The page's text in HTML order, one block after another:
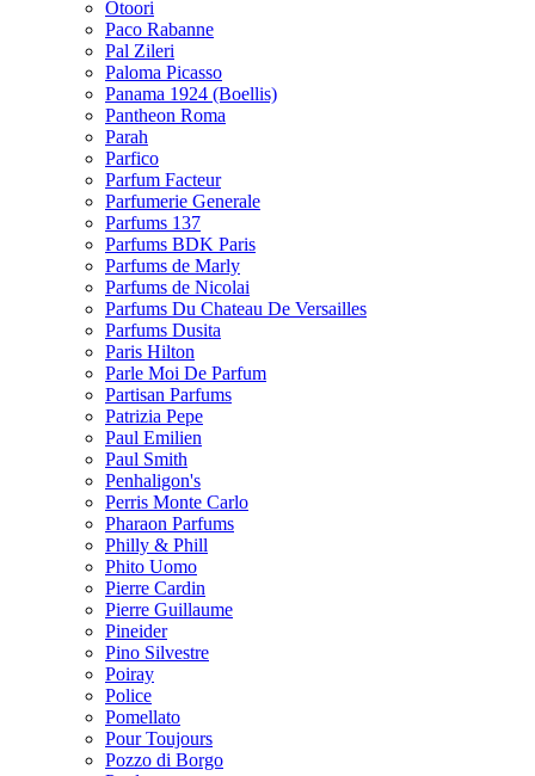
Otoori
Paco Rabanne
Pal Zileri
Paloma Picasso
Panama 1924 (Boellis)
Pantheon Roma
Parah
Parfico
Parfum Facteur
Parfumerie Generale
Parfums 137
Parfums BDK Paris
Parfums de Marly
Parfums de Nicolai
Parfums Du Chateau De Versailles
Parfums Dusita
Paris Hilton
Parle Moi De Parfum
Partisan Parfums
Patrizia Pepe
Paul Emilien
Paul Smith
Penhaligon's
Perris Monte Carlo
Pharaon Parfums
Philly & Phill
Phito Uomo
Pierre Cardin
Pierre Guillaume
Pineider
Pino Silvestre
Poiray
Police
Pomellato
Pour Toujours
Pozzo di Borgo